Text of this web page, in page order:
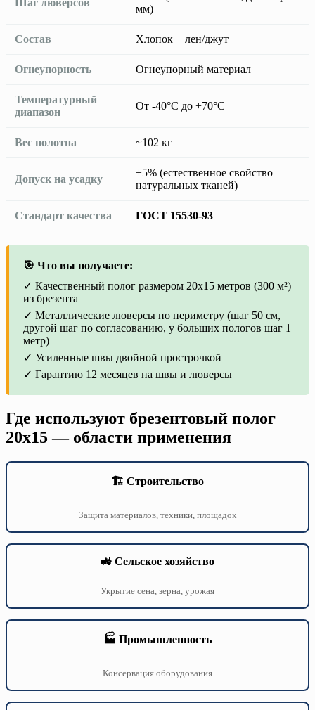
Шаг люверсов
мм)
Состав Хлопок + лен/джут
Огнеупорность Огнеупорный материал
Температурный
диапазон
От -40°C до +70°C
Вес полотна ~102 кг
Допуск на усадку
±5% (естественное свойство
натуральных тканей)
Стандарт качества ГОСТ 15530-93
🎯 Что вы получаете:
✓ Качественный полог размером 20х15 метров (300 м²)
из брезента
✓ Металлические люверсы по периметру (шаг 50 см,
другой шаг по согласованию, у больших пологов шаг 1
метр)
✓ Усиленные швы двойной прострочкой
✓ Гарантию 12 месяцев на швы и люверсы
Где используют брезентовый полог
20х15 — области применения
🏗️ Строительство
Защита материалов, техники, площадок
🚜 Сельское хозяйство
Укрытие сена, зерна, урожая
🏭 Промышленность
Консервация оборудования